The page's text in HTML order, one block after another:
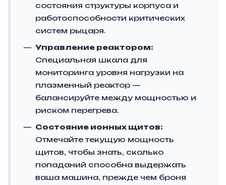
состояния структуры корпуса и
работоспособности критических
систем рыцаря.
Управление реактором:
Специальная шкала для
мониторинга уровня нагрузки на
плазменный реактор —
балансируйте между мощностью и
риском перегрева.
Состояние ионных щитов:
Отмечайте текущую мощность
щитов, чтобы знать, сколько
попаданий способна выдержать
ваша машина, прежде чем броня